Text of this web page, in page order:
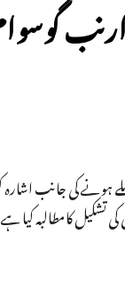
ہونے کی جانب
تشکیل کامطالبہ کیا